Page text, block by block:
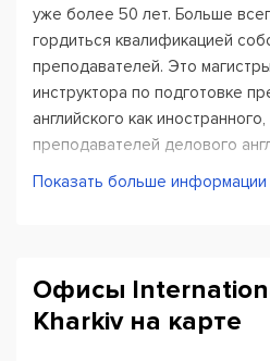
уже более 50 лет. Больше
гордиться квалификацией
преподавателей. Это
инструктора по подготовке
английского как
преподавателей делового
школы проходят курсы, где
получить. Студенты
Показать больше
Офисы
Kharkiv на карте